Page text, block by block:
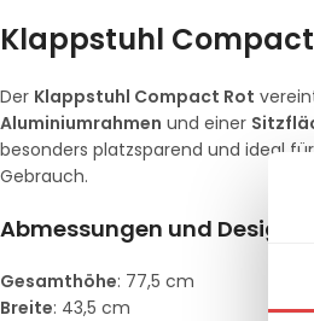
Klappstuhl
Der Klappstuhl Compact Rot
Aluminiumrahmen und einer
besonders platzsparend und ideal
Gebrauch.
Abmessungen und Design
Gesamthöhe: 77,5 cm
Breite: 43,5 cm